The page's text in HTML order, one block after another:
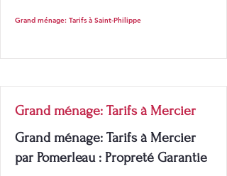
Grand ménage: Tarifs à Saint-Philippe
Grand ménage: Tarifs à Mercier
Grand ménage: Tarifs à Mercier
par Pomerleau : Propreté Garantie